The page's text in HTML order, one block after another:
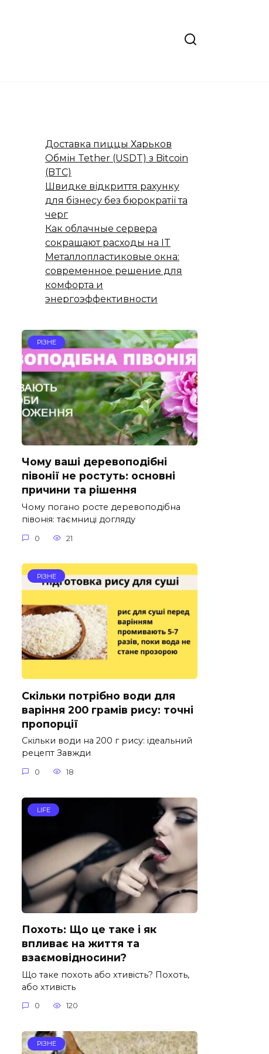
Доставка пиццы Харьков
Обмін Tether (USDT) з Bitcoin
(BTC)
Швидке відкриття рахунку
для бізнесу без бюрократії та
черг
Как облачные сервера
сокращают расходы на IT
Металлопластиковые окна:
современное решение для
комфорта и
энергоэффективности
РІЗНЕ
Чому ваші деревоподібні
півонії не ростуть: основні
причини та рішення
Чому погано росте деревоподібна
півонія: таємниці догляду
0 21
РІЗНЕ
Скільки потрібно води для
варіння 200 грамів рису: точні
пропорції
Скільки води на 200 г рису: ідеальний
рецепт Завжди
0 18
LIFE
Похоть: Що це таке і як
впливає на життя та
взаємовідносини?
Що таке похоть або хтивість? Похоть,
або хтивість
0 120
РІЗНЕ